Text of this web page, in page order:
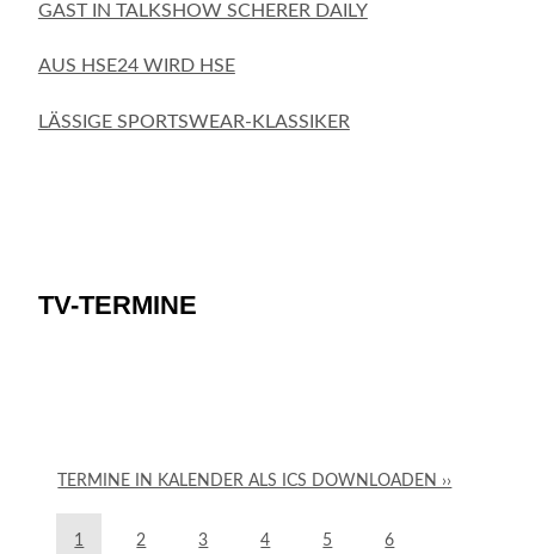
GAST IN TALKSHOW SCHERER DAILY
AUS HSE24 WIRD HSE
LÄSSIGE SPORTSWEAR-KLASSIKER
TV-TERMINE
TERMINE IN KALENDER ALS ICS DOWNLOADEN ››
1 2 3 4 5 6